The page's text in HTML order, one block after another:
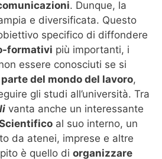
. Dunque, la
e diversificata. Questo
specifico di diffondere
formativi più importanti, i
essere conosciuti se si
del mondo del lavoro,
gli studi all’università. Tra
vanta anche un interessante
al suo interno, un
da atenei, imprese e altre
è quello di organizzare